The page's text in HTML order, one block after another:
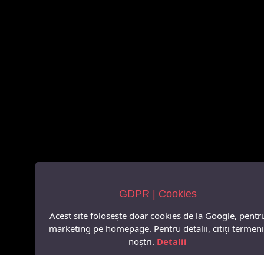
GDPR | Cookies
Acest site folosește doar cookies de la Google,
marketing pe homepage. Pentru detalii, citiți
noștri. Detalii